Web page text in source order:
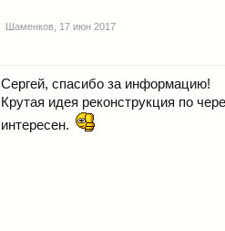
Шаменков 17 июн 2017
Сергей, спасибо за информацию!
Крутая идея реконструкция по
интересен.